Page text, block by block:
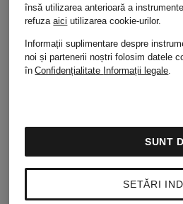
+reducere
însă utilizarea anterioară a
refuzaaici utilizarea cookie-urilor.
Informații suplimentare despre
noi și partenerii noștri folosim datele
înConfidențialitate Informații legale.
SETĂRI
SUNT